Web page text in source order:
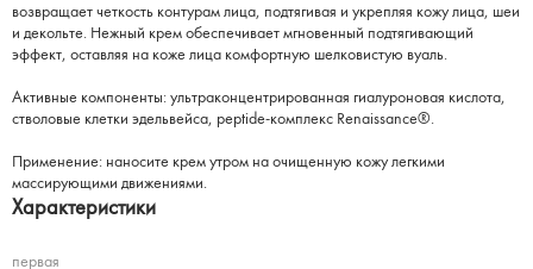
возвращает четкость контурам лица, подтягивая и укрепляя кожу лица, шеи
и декольте. Нежный крем обеспечивает мгновенный подтягивающий
эффект, оставляя на коже лица комфортную шелковистую вуаль.
Активные компоненты: ультраконцентрированная гиалуроновая кислота,
стволовые клетки эдельвейса, peptide-комплекс Renaissance®.
Применение: наносите крем утром на очищенную кожу легкими
массирующими движениями.
Характеристики
первая